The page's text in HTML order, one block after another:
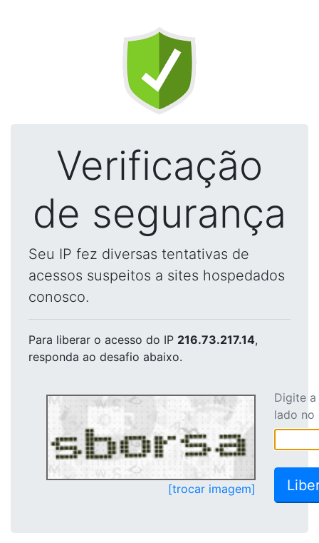
Verificação
de segurança
Seu IP fez diversas tentativas de
acessos suspeitos a sites hospedados
conosco.
Para liberar o acesso do IP 216.73.217.14,
responda ao desafio abaixo.
[trocar imagem]
Digite
lado no